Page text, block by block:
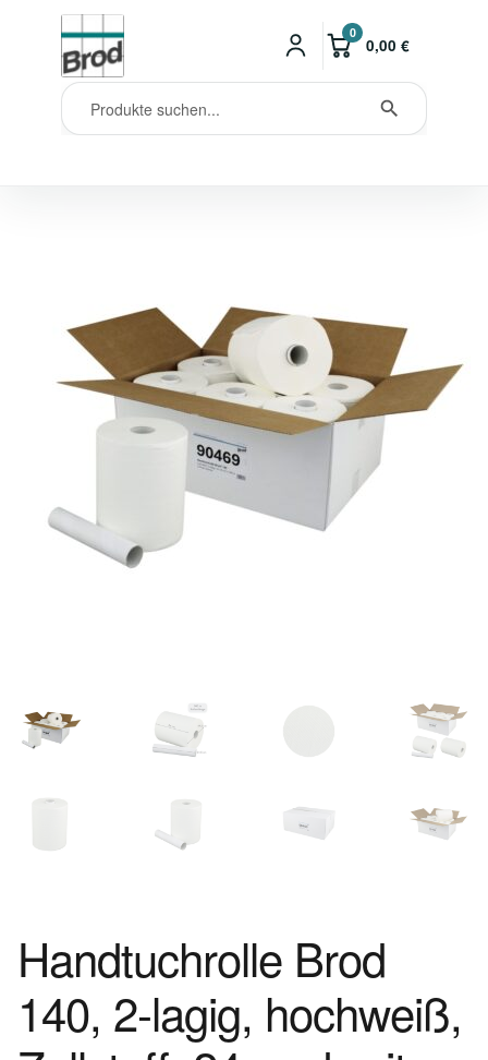
0
0,00 €
Handtuchrolle Brod
140, 2-lagig, hochweiß,